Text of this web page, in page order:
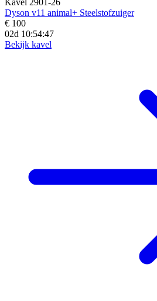
Kavel 2901-26
Dyson v11 animal+ Steelstofzuiger
€ 100
02d 10:54:45
Bekijk kavel